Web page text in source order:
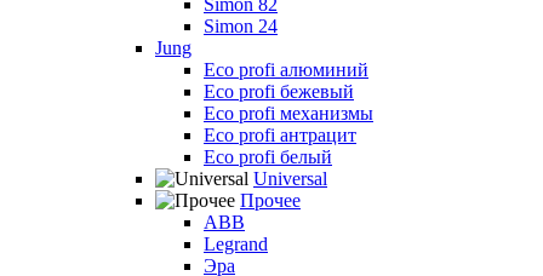
Simon 82
Simon 24
Jung
Eco profi алюминий
Eco profi бежевый
Eco profi механизмы
Eco profi антрацит
Eco profi белый
Universal
Прочее
ABB
Legrand
Эра